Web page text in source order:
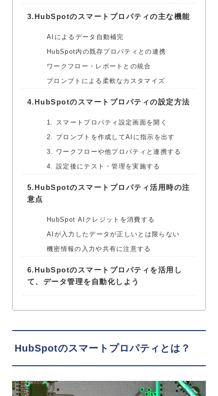
3.HubSpotのスマートプロパティの主な機能
AIによるデータ自動補完
HubSpot内の既存プロパティとの連携
ワークフロー・レポートとの統合
プロンプトによる柔軟なカスタマイズ
4.HubSpotのスマートプロパティの設定方法
1. スマートプロパティ設定画面を開く
2. プロンプトを作成してAIに指示を出す
3. ワークフローや他プロパティと連携する
4. 設定後にテスト・管理を実施する
5.HubSpotのスマートプロパティ活用時の注
意点
HubSpot AIクレジットを消費する
AIが入力したデータが正しいとは限らない
機密情報の入力や共有に注意する
6.HubSpotのスマートプロパティを活用し
て、データ管理を自動化しよう
HubSpotのスマートプロパティとは？